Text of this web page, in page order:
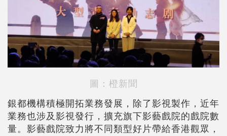
圖：橙新聞
銀都機構積極開拓業務發展，除了影視製作，近年
業務也涉及影視發行，擴充旗下影藝戲院的戲院數
量。影藝戲院致力將不同類型好片帶給香港觀眾，